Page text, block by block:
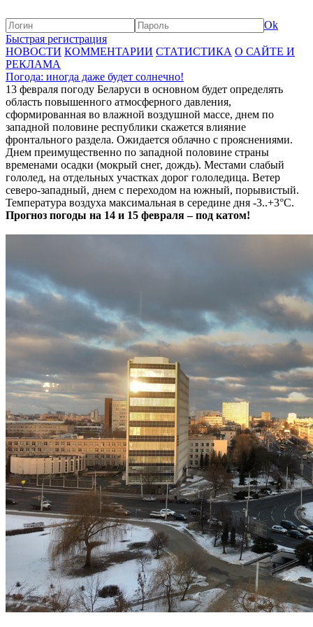
Ok
Быстрая регистрация
НОВОСТИ КОММЕНТАРИИ СТАТИСТИКА О САЙТЕ И
РЕКЛАМА
Погода: иногда даже будет солнечно!
13 февраля погоду Беларуси в основном будет определять
область повышенного атмосферного давления,
сформированная во влажной воздушной массе, днем по
западной половине республики скажется влияние
фронтального раздела. Ожидается облачно с прояснениями.
Днем преимущественно по западной половине страны
временами осадки (мокрый снег, дождь). Местами слабый
гололед, на отдельных участках дорог гололедица. Ветер
северо-западный, днем с переходом на южный, порывистый.
Температура воздуха максимальная в середине дня -3..+3°С.
Прогноз погоды на 14 и 15 февраля – под катом!